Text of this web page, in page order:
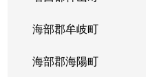
海部郡牟岐町
海部郡海陽町